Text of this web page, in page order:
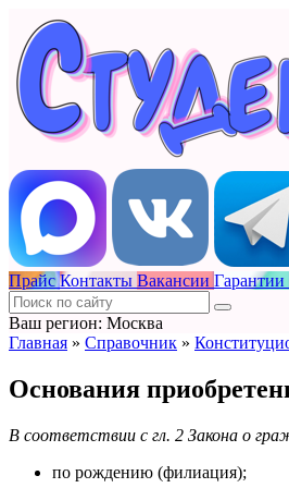
Прайс Контакты Вакансии Гарантии
Ваш регион: Москва
Главная » Справочник »
Основания
В соответствии с гл. 2 Закона о
по рождению (филиация);